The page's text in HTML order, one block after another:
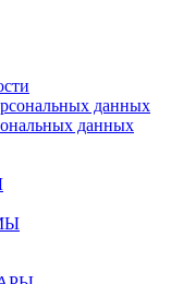
данных
данных